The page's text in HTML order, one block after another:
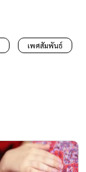
เพศสัมพันธ์